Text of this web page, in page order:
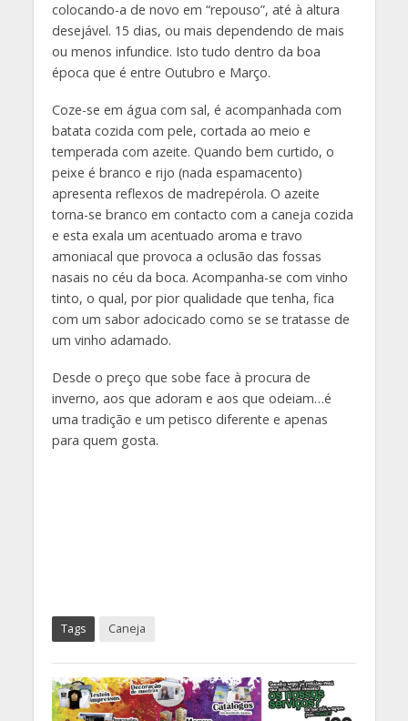
colocando-a de novo em “repouso”, até à altura
desejável. 15 dias, ou mais dependendo de mais
ou menos infundice. Isto tudo dentro da boa
época que é entre Outubro e Março.
Coze-se em água com sal, é acompanhada com
batata cozida com pele, cortada ao meio e
temperada com azeite. Quando bem curtido, o
peixe é branco e rijo (nada espamacento)
apresenta reflexos de madrepérola. O azeite
torna-se branco em contacto com a caneja cozida
e esta exala um acentuado aroma e travo
amoniacal que provoca a oclusão das fossas
nasais no céu da boca. Acompanha-se com vinho
tinto, o qual, por pior qualidade que tenha, fica
com um sabor adocicado como se se tratasse de
um vinho adamado.
Desde o preço que sobe face à procura de
inverno, aos que adoram e aos que odeiam…é
uma tradição e um petisco diferente e apenas
para quem gosta.
Tags Caneja